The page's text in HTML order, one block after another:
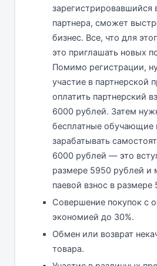
зарегистрировавшийся
партнера, сможет
бизнес. Все, что для
это приглашать новых
Помимо регистрации,
участие в партнерской
оплатить партнерский
6000 рублей. Затем
бесплатные обучающие
зарабатывать
6000 рублей — это
размере 5950 рублей и
паевой взнос в размере
Совершение покупок с
экономией до 30%.
Обмен или возврат
товара.